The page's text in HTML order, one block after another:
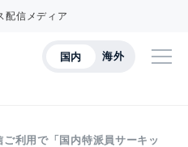
配信メディア
国内 海外
ご利用で「国内特派員サーキッ